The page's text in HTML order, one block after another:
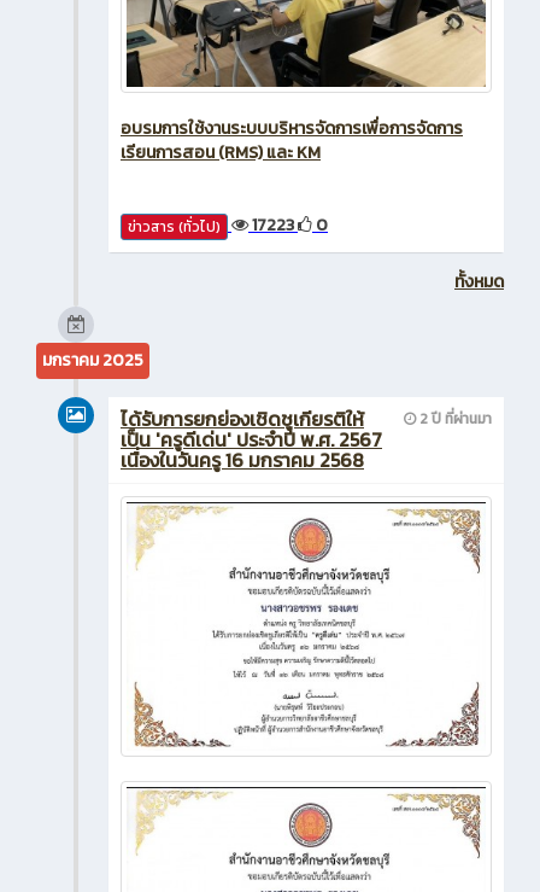
อบรมการใช้งานระบบบริหารจัดการเพื่อการจัดการ
เรียนการสอน (RMS) และ KM
ข่าวสาร (ทั่วไป) 17223 0
ทั้งหมด
มกราคม 2025
2 ปี ที่ผ่านมา
ได้รับการยกย่องเชิดชูเกียรติให้
เป็น 'ครูดีเด่น' ประจำปี พ.ศ. 2567
เนื่องในวันครู 16 มกราคม 2568